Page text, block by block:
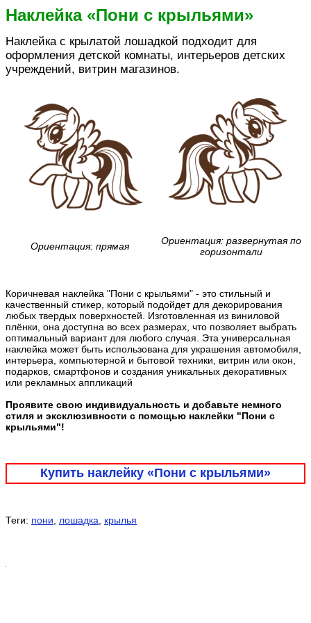
Наклейка «Пони с крыльями»
Наклейка с крылатой лошадкой подходит для
оформления детской комнаты, интерьеров детских
учреждений, витрин магазинов.
Ориентация: прямая
Ориентация: развернутая по
горизонтали
Коричневая наклейка "Пони с крыльями" - это стильный и
качественный стикер, который подойдет для декорирования
любых твердых поверхностей. Изготовленная из виниловой
плёнки, она доступна во всех размерах, что позволяет выбрать
оптимальный вариант для любого случая. Эта универсальная
наклейка может быть использована для украшения автомобиля,
интерьера, компьютерной и бытовой техники, витрин или окон,
подарков, смартфонов и создания уникальных декоративных
или рекламных аппликаций
Проявите свою индивидуальность и добавьте немного
стиля и эксклюзивности с помощью наклейки "Пони с
крыльями"!
Купить наклейку «Пони с крыльями»
Теги: пони лошадка крылья